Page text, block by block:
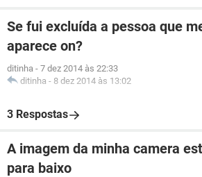
Se fui excluída a pessoa que
aparece on?
ditinha - 7 dez 2014 às 22:33
ditinha - 8 dez 2014 às 13:02
3 Respostas
A imagem da minha camera
para baixo